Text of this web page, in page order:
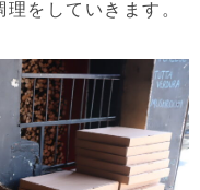
をしていきます。